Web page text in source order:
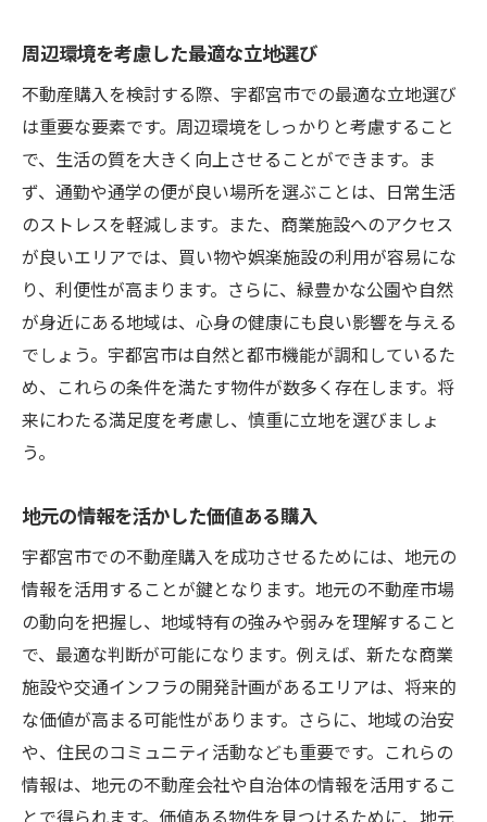
周辺環境を考慮した最適な立地選び
不動産購入を検討する際、宇都宮市での最適な立地選び
は重要な要素です。周辺環境をしっかりと考慮すること
で、生活の質を大きく向上させることができます。ま
ず、通勤や通学の便が良い場所を選ぶことは、日常生活
のストレスを軽減します。また、商業施設へのアクセス
が良いエリアでは、買い物や娯楽施設の利用が容易にな
り、利便性が高まります。さらに、緑豊かな公園や自然
が身近にある地域は、心身の健康にも良い影響を与える
でしょう。宇都宮市は自然と都市機能が調和しているた
め、これらの条件を満たす物件が数多く存在します。将
来にわたる満足度を考慮し、慎重に立地を選びましょ
う。
地元の情報を活かした価値ある購入
宇都宮市での不動産購入を成功させるためには、地元の
情報を活用することが鍵となります。地元の不動産市場
の動向を把握し、地域特有の強みや弱みを理解すること
で、最適な判断が可能になります。例えば、新たな商業
施設や交通インフラの開発計画があるエリアは、将来的
な価値が高まる可能性があります。さらに、地域の治安
や、住民のコミュニティ活動なども重要です。これらの
情報は、地元の不動産会社や自治体の情報を活用するこ